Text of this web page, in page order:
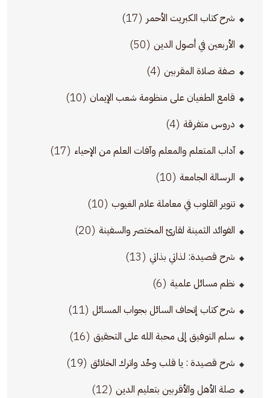
شرح كتاب الكبريت الأحمر (17)
الأربعين في أصول الدين (50)
صفة صلاة المقربين (4)
قامع الطغيان على منظومة شعب الإيمان (10)
دروس متفرقة (4)
آداب المتعلم والمعلم وآفات العلم من الإحياء (17)
الرسالة الجامعة (10)
تنوير القلوب في معاملة علام الغيوب (10)
الفوائد الثمينة لقارئ المختصر والسفينة (20)
شرح قصيدة: لذاتي بذاتي (13)
نظم مسائل علمية (6)
شرح كتاب إتحاف السائل بجواب المسائل (11)
سلم التوفيق إلى محبة الله على التحقيق (16)
شرح قصيدة : يا قلب وحِّد واترك الخلائق (19)
صلة الأهل والأقربين بتعليم الدين (12)